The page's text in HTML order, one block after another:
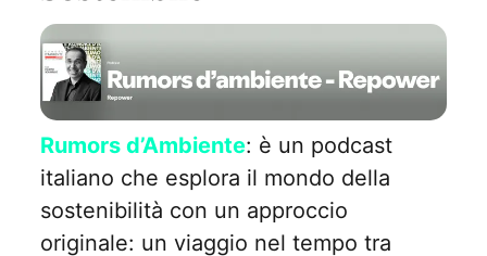
Rumors d’Ambiente: è un podcast
italiano che esplora il mondo della
sostenibilità con un approccio
originale: un viaggio nel tempo tra